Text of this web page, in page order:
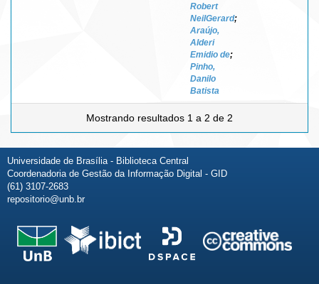
Robert
NeilGerard;
Araújo,
Alderi
Emidio de;
Pinho,
Danilo
Batista
Mostrando resultados 1 a 2 de 2
Universidade de Brasília - Biblioteca Central
Coordenadoria de Gestão da Informação Digital - GID
(61) 3107-2683
repositorio@unb.br